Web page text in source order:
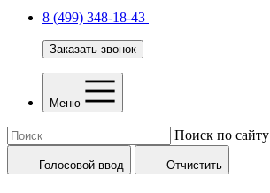
8 (499) 348-18-43
Заказать звонок
Меню
Поиск по сайту
Голосовой ввод Отчистить